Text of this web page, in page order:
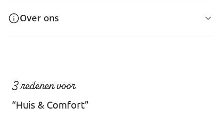
Over ons
3 redenen voor
“Huis & Comfort”